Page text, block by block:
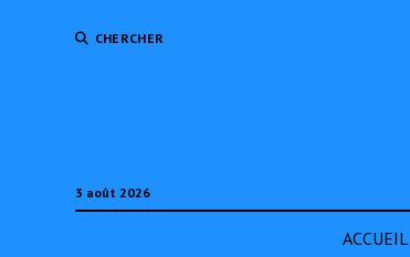
CHERCHER
3 août 2026
ACCUEIL